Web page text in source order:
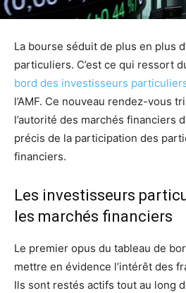
La bourse séduit de plus en plus
particuliers. C’est ce qui ressort
bord des investisseurs
l’AMF. Ce nouveau rendez-vous
l’autorité des marchés financiers
précis de la participation des
financiers.
Les investisseurs
les marchés financiers
Le premier opus du tableau de
mettre en évidence l’intérêt des
Ils sont restés actifs tout au long